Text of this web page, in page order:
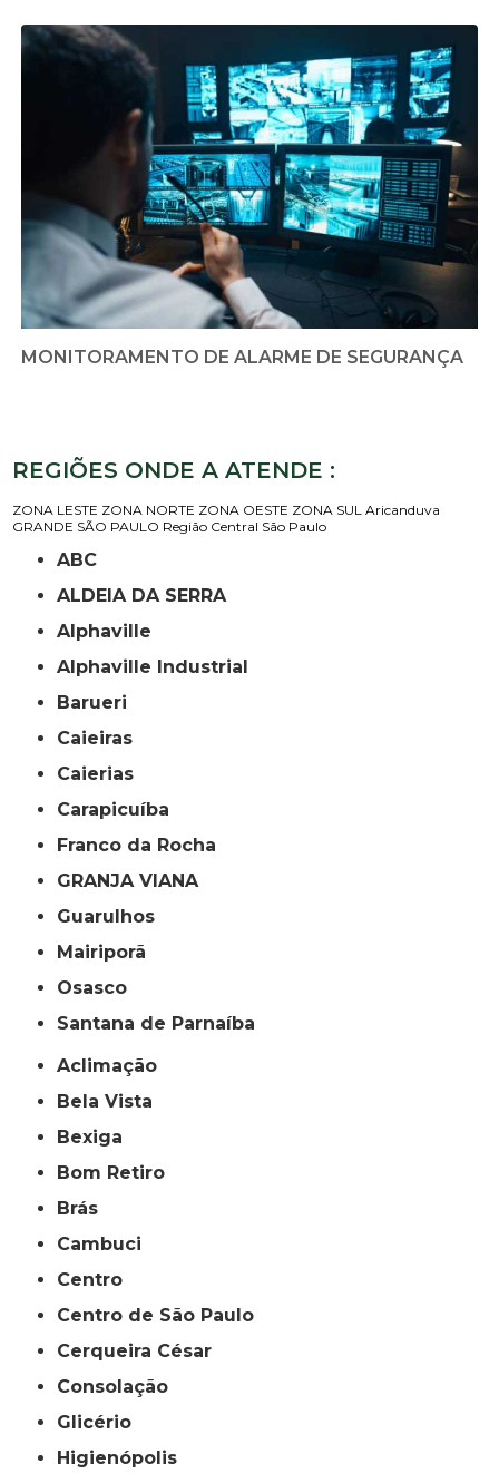
MONITORAMENTO DE ALARME DE SEGURANÇA
REGIÕES ONDE A ATENDE :
ZONA LESTE ZONA NORTE ZONA OESTE ZONA SUL Aricanduva
GRANDE SÃO PAULO Região Central São Paulo
ABC
ALDEIA DA SERRA
Alphaville
Alphaville Industrial
Barueri
Caieiras
Caierias
Carapicuíba
Franco da Rocha
GRANJA VIANA
Guarulhos
Mairiporã
Osasco
Santana de Parnaíba
Aclimação
Bela Vista
Bexiga
Bom Retiro
Brás
Cambuci
Centro
Centro de São Paulo
Cerqueira César
Consolação
Glicério
Higienópolis